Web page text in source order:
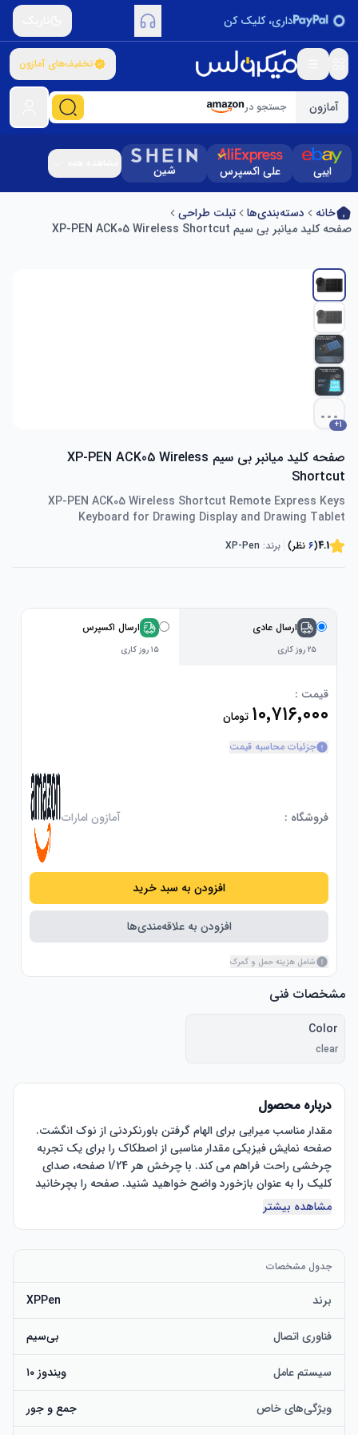
داری، کلیک کن
تخفیف‌های آمازون
آمازون جستجو در
ایبی علی اکسپرس شین
خانه دسته‌بندی‌ها
تبلت طراحی
صفحه کلید میانبر بی سیم XP-PEN ACK05 Wireless Shortcut
...
+1
صفحه کلید میانبر بی سیم XP-PEN ACK05 Wireless
Shortcut
XP-PEN ACK05 Wireless Shortcut Remote Express Keys
Keyboard for Drawing Display and Drawing Tablet
4.1
(۶ نظر) برند: XP-Pen
ارسال عادی
۲۵ روز کاری
ارسال اکسپرس
۱۵ روز کاری
قیمت :
۱۰٬۷۱۶٬۰۰۰ تومان
جزئیات محاسبه قیمت
فروشگاه : آمازون امارات
افزودن به سبد خرید
افزودن به علاقه‌مندی‌ها
شامل هزینه حمل و گمرک
مشخصات فنی
Color
clear
درباره محصول
بین مجموعه‌ها، فقط باید یک کلید را فشار دهید. توانایی آن برای
اتصال سیمی یا بی سیم. این به شما بستگی دارد. به صورت بی سیم
انتقال پایدار و سریع در حداکثر فاصله 3-5 متری لذت ببرید.
مشاهده بیشتر
جدول مشخصات
برند XPPen
فناوری اتصال بی‌سیم
سیستم عامل ویندوز ۱۰
ویژگی‌های خاص جمع و جور